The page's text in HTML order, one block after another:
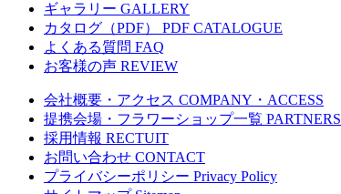
ギャラリー GALLERY
カタログ（PDF）
PDF CATALOGUE
よくある質問 FAQ
お客様の声 REVIEW
会社概要・アクセス COMPANY・ACCESS
提携会場・フラワーショップ一覧 PARTNERS
採用情報 RECTUIT
お問い合わせ CONTACT
プライバシーポリシー Privacy Policy